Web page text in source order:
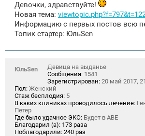
б
щ
е
н
и
Девочки, здравствуйте!
Новая тема:
Информацию с первых постов всю
Топик стартер: ЮльSen
ЮльSen
Девица на выданье
Сообщения: 1541
Зарегистрирован: 20 май 2017,
Пол: Женский
Стаж бесплодия: 5
В каких клиниках проводилось лечение:
Петер
Где было удачное ЭКО: Будет в АВЕ
Благодарил (а): 173 раза
Поблагодарили: 240 раз